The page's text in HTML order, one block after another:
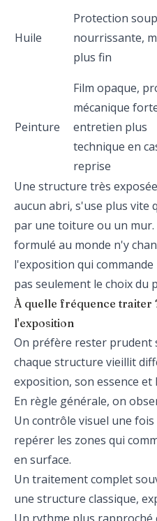
Huile
Protection
nourrissante,
plus fin
Peinture
Film opaque,
mécanique
entretien plus
technique en
reprise
Une structure très
aucun abri, s'use plus
par une toiture ou un
formulé au monde n'y
l'exposition qui
pas seulement le choix du
À quelle fréquence traiter
l'exposition
On préfère rester prudent
chaque structure vieillit
exposition, son essence et
En règle générale, on
Un contrôle visuel une
repérer les zones qui
en surface.
Un traitement complet
une structure classique,